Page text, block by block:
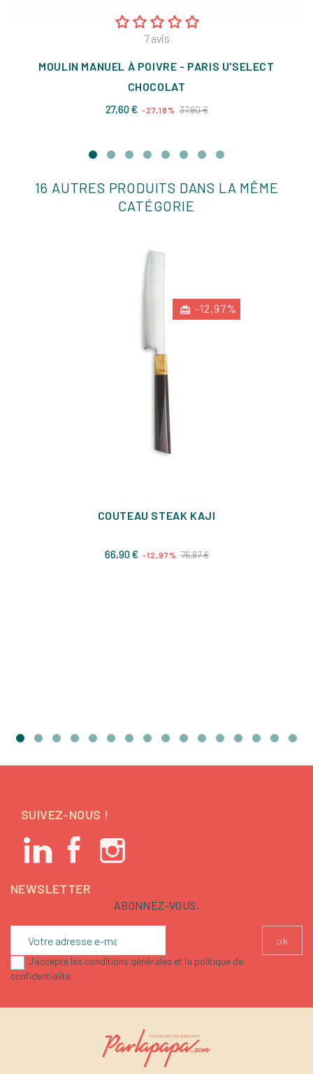
7avis
MOULIN MANUEL À POIVRE - PARIS U'SELECT
CHOCOLAT
27,60 € Prix
-27,18% 37,90 €Prix
16 AUTRES PRODUITS DANS LA MÊME
CATÉGORIE
-12,97%
COUTEAU STEAK KAJI
66,90 € Prix
-12,97% 76,87 €Prix
SUIVEZ-NOUS !
NEWSLETTER
ABONNEZ-VOUS.
J'accepte les conditions générales et la politique de
confidentialité